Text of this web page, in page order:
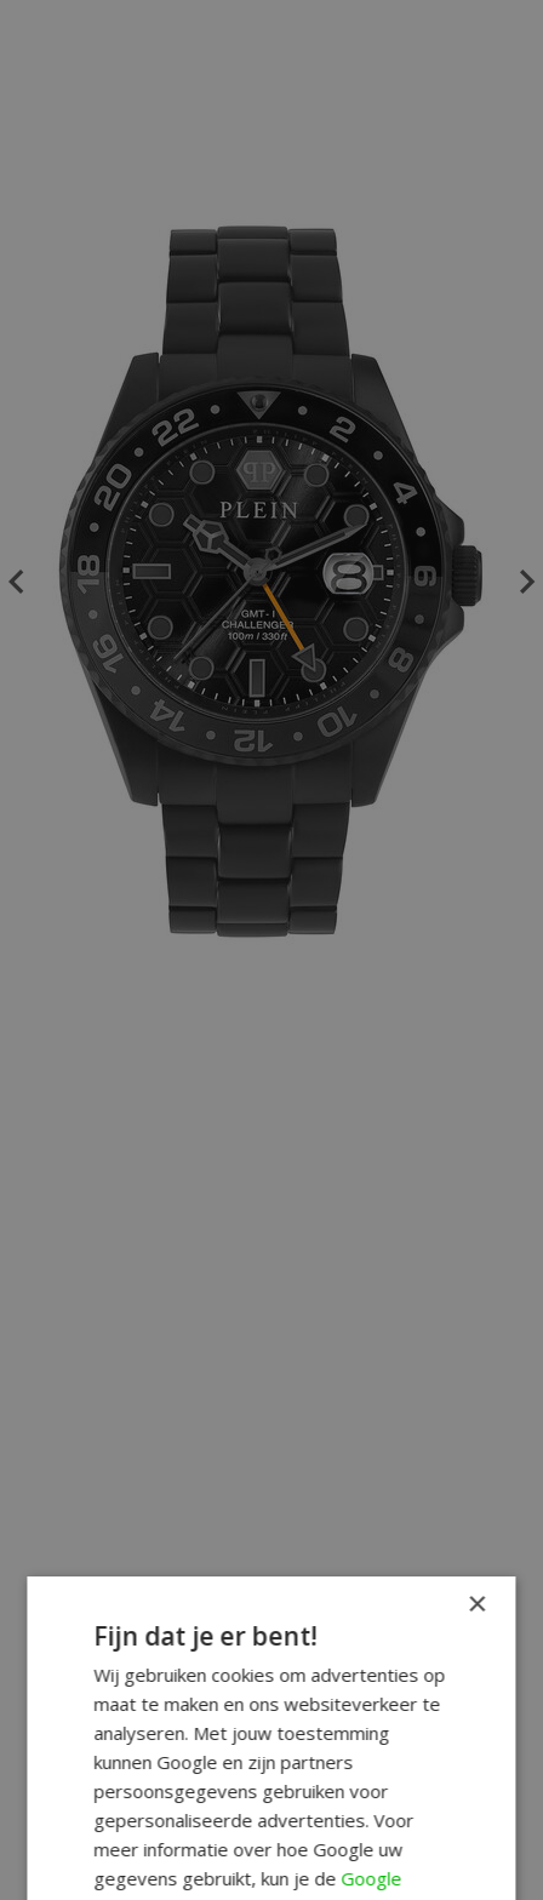
×
Fijn dat je er bent!
Wij gebruiken cookies om advertenties op
maat te maken en ons websiteverkeer te
analyseren. Met jouw toestemming
kunnen Google en zijn partners
persoonsgegevens gebruiken voor
gepersonaliseerde advertenties. Voor
meer informatie over hoe Google uw
gegevens gebruikt, kun je deGoogle